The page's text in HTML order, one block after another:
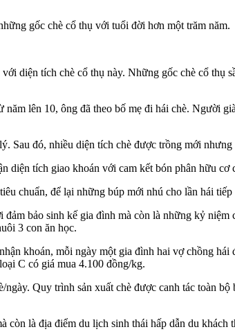
gốc chè cổ thụ với tuổi đời hơn một trăm năm.
diện tích chè cổ thụ này. Những gốc chè cổ thụ
lên 10, ông đã theo bố mẹ đi hái chè. Người
Sau đó, nhiều diện tích chè được trồng mới
tích giao khoán với cam kết bón phân hữu cơ
chuẩn, để lại những búp mới nhú cho lần hái
bảo sinh kế gia đình mà còn là những kỷ
3 con ăn học.
khoán, mỗi ngày một gia đình hai vợ chồng
C có giá mua 4.100 đồng/kg.
Quy trình sản xuất chè được canh tác toàn
là địa điểm du lịch sinh thái hấp dẫn du